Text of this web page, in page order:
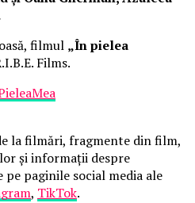
filmul „În pielea
Films.
la filmări, fragmente din film,
și informații despre
paginile social media ale
, TikTok.